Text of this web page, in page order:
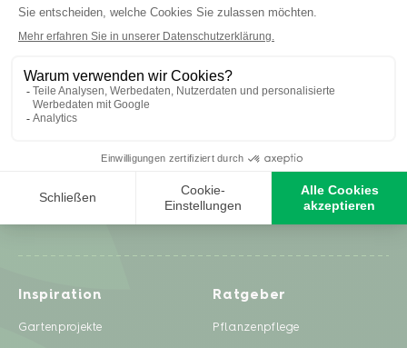
Inspiration
Gartenprojekte
Ratgeber
Pflanzenpflege